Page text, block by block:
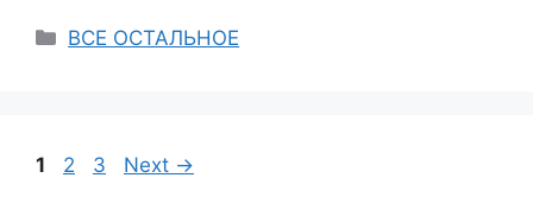
Categories
ВСЕ ОСТАЛЬНОЕ
Page
1 Page
2 Page
3 Next →